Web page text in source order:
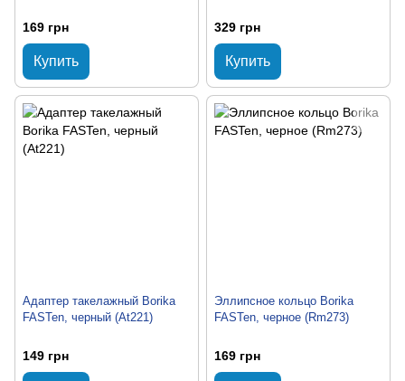
169 грн
Купить
329 грн
Купить
Адаптер такелажный Borika
FASTen, черный (At221)
149 грн
Эллипсное кольцо Borika
FASTen, черное (Rm273)
169 грн